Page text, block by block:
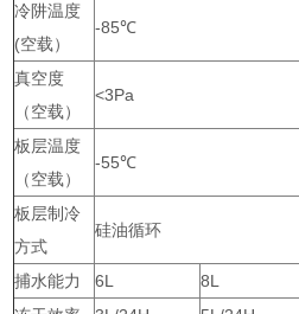
冷阱温度
(空载）
-85℃
真空度
（空载）
<3Pa
板层温度
（空载）
-55℃
板层制冷
方式
硅油循环
捕水能力 6L 8L